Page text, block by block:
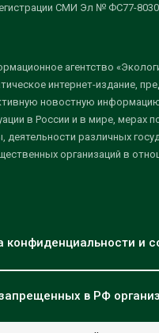
СМИ Эл № ФС77-
агентство
интернет-издание,
новостную
в России и в мире, мерах
различных
организаций в
конфиденциальности и
в РФ